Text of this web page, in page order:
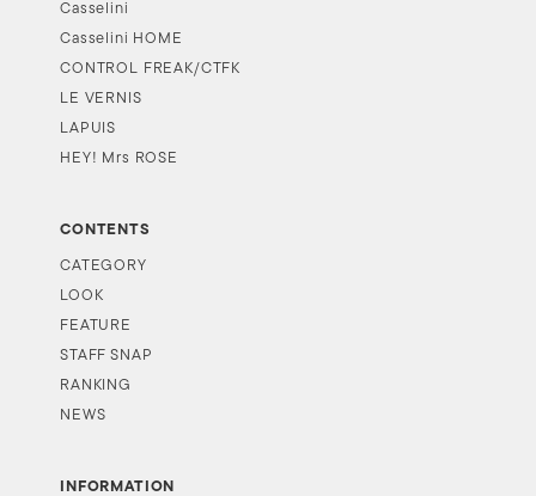
Casselini
Casselini HOME
CONTROL FREAK/CTFK
LE VERNIS
LAPUIS
HEY! Mrs ROSE
CONTENTS
CATEGORY
LOOK
FEATURE
STAFF SNAP
RANKING
NEWS
INFORMATION